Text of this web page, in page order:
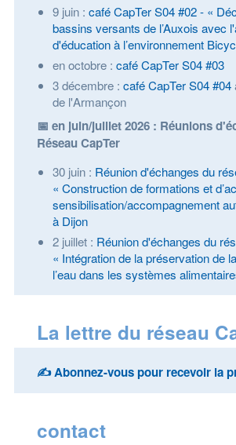
9 juin : café CapTer S04 #02 - «
bassins versants de l’Auxois avec
d'éducation à l’environnement
en octobre : café CapTer S04 #03
3 décembre : café CapTer S04 #04
de l'Armançon
📅 en juin/juillet 2026 : Réunions
Réseau CapTer
30 juin : Réunion d'échanges du
« Construction de formations et
sensibilisation/accompagnement
à Dijon
2 juillet : Réunion d'échanges du
« Intégration de la préservation de
l’eau dans les systèmes
La lettre du réseau
✍️ Abonnez-vous pour recevoir la
contact